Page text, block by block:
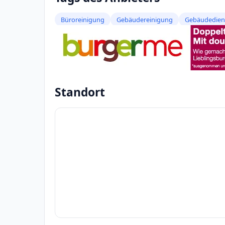
Büroreinigung Gebäudereinigung
Standort